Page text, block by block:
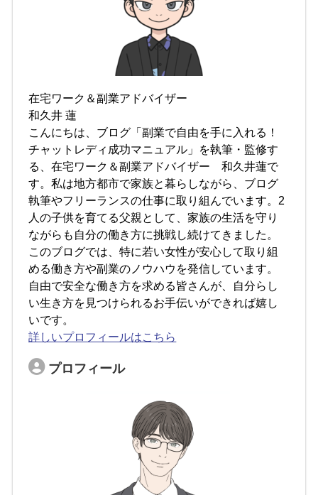
在宅ワーク＆副業アドバイザー
和久井 蓮
こんにちは、ブログ「副業で自由を手に入れる！
チャットレディ成功マニュアル」を執筆・監修す
る、在宅ワーク＆副業アドバイザー 和久井蓮で
す。私は地方都市で家族と暮らしながら、ブログ
執筆やフリーランスの仕事に取り組んでいます。2
人の子供を育てる父親として、家族の生活を守り
ながらも自分の働き方に挑戦し続けてきました。
このブログでは、特に若い女性が安心して取り組
める働き方や副業のノウハウを発信しています。
自由で安全な働き方を求める皆さんが、自分らし
い生き方を見つけられるお手伝いができれば嬉し
いです。
詳しいプロフィールはこちら
プロフィール